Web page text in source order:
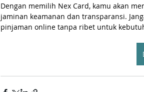
Dengan memilih Nex Card, kamu akan
jaminan keamanan dan transparansi.
pinjaman online tanpa ribet untuk